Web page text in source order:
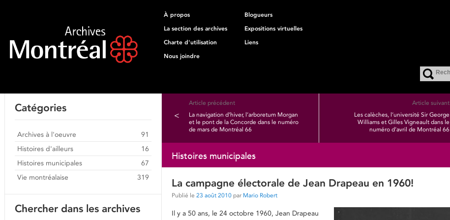
À propos
Blogueurs
La section des archives
Expositions virtuelles
Charte d'utilisation
Liens
Nous joindre
Article précédent
<
La navigation d’hiver, l’arboretum Morgan
et le pont de la Concorde dans le numéro
de mars de Montréal 66
Article suivant
Les calèches, l’université Sir George
Williams et Gilles Vigneault dans le
numéro d’avril de Montréal 66
Histoires municipales
La campagne électorale de Jean Drapeau en 1960!
Publié le 23 août 2010 par Mario Robert
Il y a 50 ans, le 24 octobre 1960, Jean Drapeau
Catégories
Archives à l'oeuvre
91
Histoires d'ailleurs
16
Histoires municipales
67
Vie montréalaise
319
Chercher dans les archives